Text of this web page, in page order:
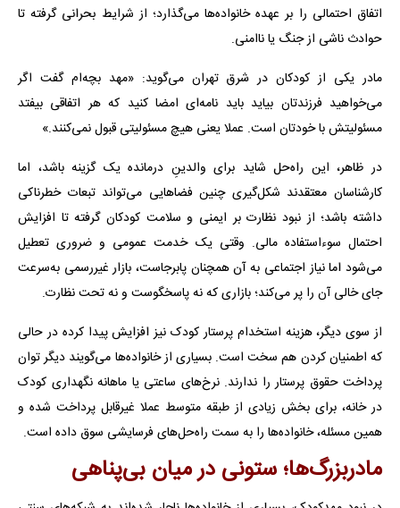
اتفاق احتمالی را بر عهده خانواده‌ها می‌گذارد؛ از شرایط بحرانی گرفته تا
حوادث ناشی از جنگ یا ناامنی.
مادر یکی از کودکان در شرق تهران می‌گوید: «مهد بچه‌ام گفت اگر
می‌خواهید فرزندتان بیاید باید نامه‌ای امضا کنید که هر اتفاقی بیفتد
مسئولیتش با خودتان است. عملا یعنی هیچ مسئولیتی قبول نمی‌کنند.»
در ظاهر، این راه‌حل شاید برای والدینِ درمانده یک گزینه باشد، اما
کارشناسان معتقدند شکل‌گیری چنین فضاهایی می‌تواند تبعات خطرناکی
داشته باشد؛ از نبود نظارت بر ایمنی و سلامت کودکان گرفته تا افزایش
احتمال سوءاستفاده مالی. وقتی یک خدمت عمومی و ضروری تعطیل
می‌شود اما نیاز اجتماعی به آن همچنان پابرجاست، بازار غیررسمی به‌سرعت
جای خالی آن را پر می‌کند؛ بازاری که نه پاسخگوست و نه تحت نظارت.
از سوی دیگر، هزینه استخدام پرستار کودک نیز افزایش پیدا کرده در حالی
که اطمنیان کردن هم سخت است. بسیاری از خانواده‌ها می‌گویند دیگر توان
پرداخت حقوق پرستار را ندارند. نرخ‌های ساعتی یا ماهانه نگهداری کودک
در خانه، برای بخش زیادی از طبقه متوسط عملا غیرقابل پرداخت شده و
همین مسئله، خانواده‌ها را به سمت راه‌حل‌های فرسایشی سوق داده است.
مادربزرگ‌ها؛ ستونی در میان بی‌پناهی